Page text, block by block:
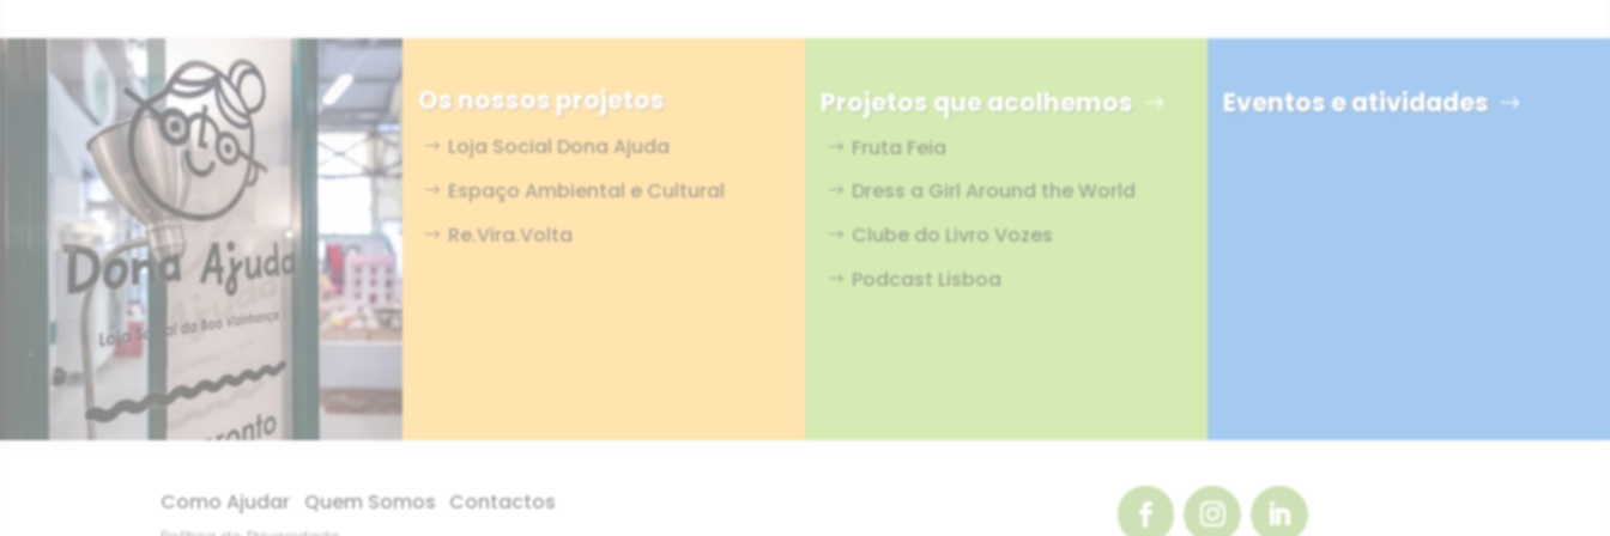
Os nossos projetos
Loja Social Dona Ajuda
Espaço Ambiental e Cultural
Re.Vira.Volta
Projetos que acolhemos
Fruta Feia
Dress a Girl Around the World
Clube do Livro Vozes
Podcast Lisboa
Eventos e atividades
Como Ajudar Quem Somos Contactos